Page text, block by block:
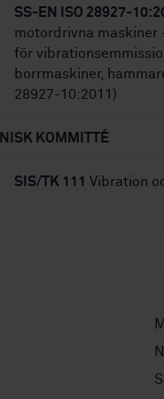
SS-EN ISO 28927-
motordrivna maskiner
för
borrmaskiner,
28927-10:2011)
KOMMITTÉ
SIS/TK 111 Vibration